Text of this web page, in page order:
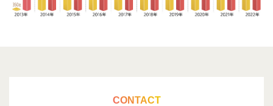
CONTACT